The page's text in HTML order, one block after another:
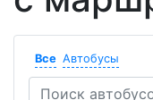
Все Автобусы